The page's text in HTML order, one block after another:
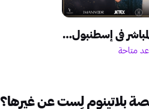
حفل عمرو دياب المباشر في إسطنبول تركيا
متاحة
بلاتينوم لِست عن غيرها؟